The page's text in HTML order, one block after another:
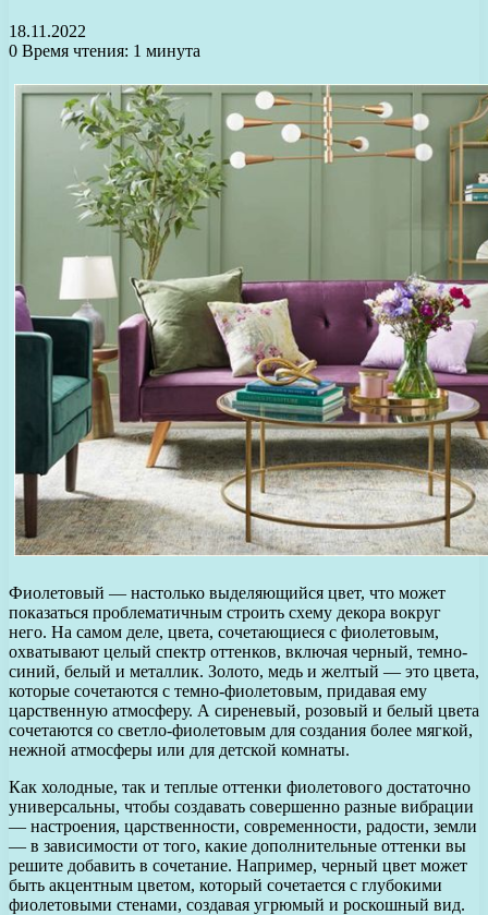
18.11.2022
0 Время чтения: 1 минута
Фиолетовый — настолько выделяющийся цвет, что может
показаться проблематичным строить схему декора вокруг
него. На самом деле, цвета, сочетающиеся с фиолетовым,
охватывают целый спектр оттенков, включая черный, темно-
синий, белый и металлик. Золото, медь и желтый — это цвета,
которые сочетаются с темно-фиолетовым, придавая ему
царственную атмосферу. А сиреневый, розовый и белый цвета
сочетаются со светло-фиолетовым для создания более мягкой,
нежной атмосферы или для детской комнаты.
Как холодные, так и теплые оттенки фиолетового достаточно
универсальны, чтобы создавать совершенно разные вибрации
— настроения, царственности, современности, радости, земли
— в зависимости от того, какие дополнительные оттенки вы
решите добавить в сочетание. Например, черный цвет может
быть акцентным цветом, который сочетается с глубокими
фиолетовыми стенами, создавая угрюмый и роскошный вид.